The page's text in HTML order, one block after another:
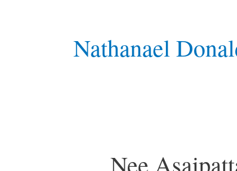
Nathanael
Nee